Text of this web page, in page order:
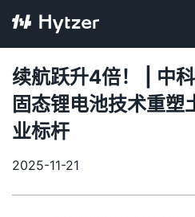
续航跃升4倍！ | 中
固态锂电池技术重塑
业标杆
2025-11-21